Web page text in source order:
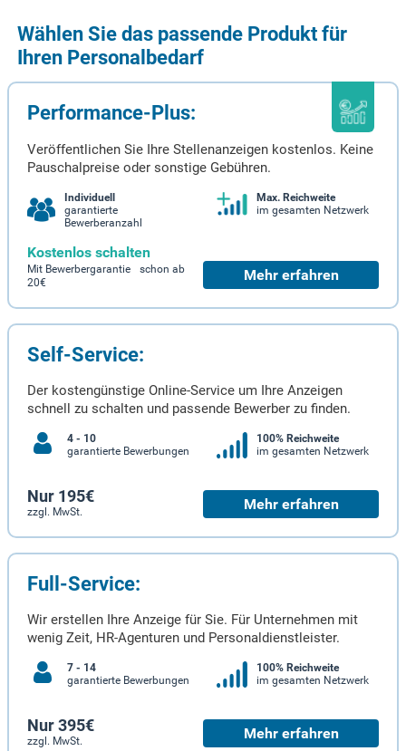
Wählen Sie das passende Produkt für
Ihren Personalbedarf
Performance-Plus:
Veröffentlichen Sie Ihre Stellenanzeigen kostenlos. Keine
Pauschalpreise oder sonstige Gebühren.
Individuell
garantierte
Bewerberanzahl
Max. Reichweite
im gesamten Netzwerk
Kostenlos schalten
Mit Bewerbergarantie schon ab
20€
Mehr erfahren
Self-Service:
Der kostengünstige Online-Service um Ihre Anzeigen
schnell zu schalten und passende Bewerber zu finden.
4 - 10
garantierte Bewerbungen
100% Reichweite
im gesamten Netzwerk
Nur 195€
zzgl. MwSt. Mehr erfahren
Full-Service:
Wir erstellen Ihre Anzeige für Sie. Für Unternehmen mit
wenig Zeit, HR-Agenturen und Personaldienstleister.
7 - 14
garantierte Bewerbungen
100% Reichweite
im gesamten Netzwerk
Nur 395€
zzgl. MwSt. Mehr erfahren